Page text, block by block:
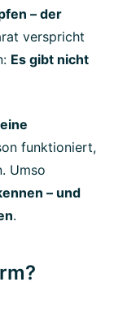
– der
verspricht
Es gibt nicht
funktioniert,
Umso
– und
.